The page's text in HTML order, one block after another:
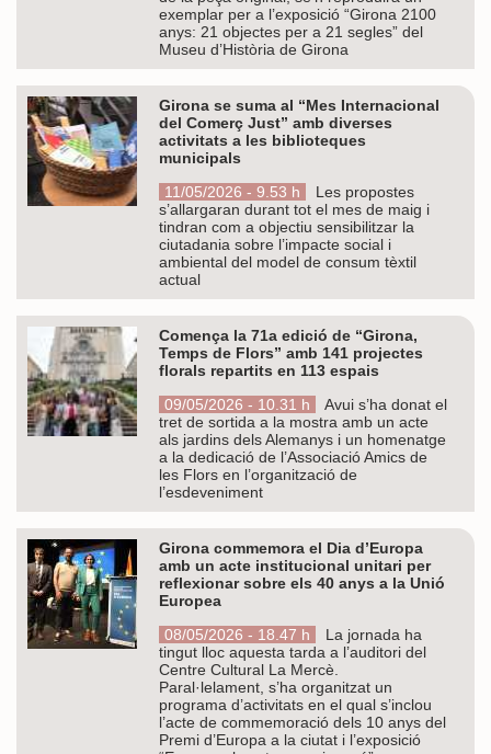
exemplar per a l’exposició “Girona 2100
anys: 21 objectes per a 21 segles” del
Museu d’Història de Girona
Girona se suma al “Mes Internacional
del Comerç Just” amb diverses
activitats a les biblioteques
municipals
11/05/2026 - 9.53 h
Les propostes
s’allargaran durant tot el mes de maig i
tindran com a objectiu sensibilitzar la
ciutadania sobre l’impacte social i
ambiental del model de consum tèxtil
actual
Comença la 71a edició de “Girona,
Temps de Flors” amb 141 projectes
florals repartits en 113 espais
09/05/2026 - 10.31 h
Avui s’ha donat el
tret de sortida a la mostra amb un acte
als jardins dels Alemanys i un homenatge
a la dedicació de l’Associació Amics de
les Flors en l’organització de
l’esdeveniment
Girona commemora el Dia d’Europa
amb un acte institucional unitari per
reflexionar sobre els 40 anys a la Unió
Europea
08/05/2026 - 18.47 h
La jornada ha
tingut lloc aquesta tarda a l’auditori del
Centre Cultural La Mercè.
Paral·lelament, s’ha organitzat un
programa d’activitats en el qual s’inclou
l’acte de commemoració dels 10 anys del
Premi d’Europa a la ciutat i l’exposició